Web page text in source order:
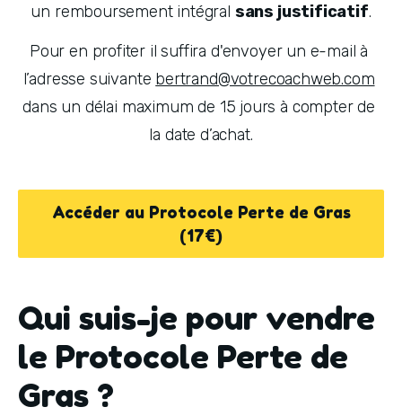
un remboursement intégral sans justificatif.
Pour en profiter il suffira d'envoyer un e-mail à
l’adresse suivante bertrand@votrecoachweb.com
dans un délai maximum de 15 jours à compter de
la date d’achat.
Accéder au Protocole Perte de Gras
(17€)
Qui suis-je pour vendre
le Protocole Perte de
Gras ?